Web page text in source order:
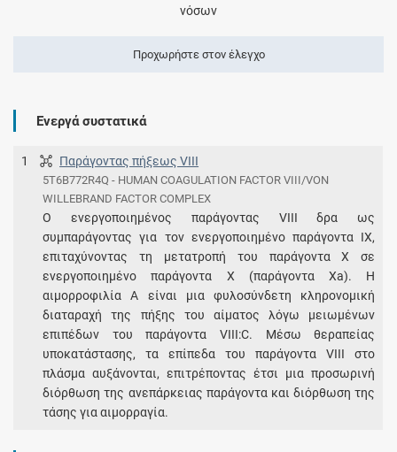
νόσων
Προχωρήστε στον έλεγχο
Ενεργά συστατικά
1 Παράγοντας πήξεως VIII
5T6B772R4Q - HUMAN COAGULATION FACTOR VIII/VON
WILLEBRAND FACTOR COMPLEX
Ο ενεργοποιημένος παράγοντας VIII δρα ως
συμπαράγοντας για τον ενεργοποιημένο παράγοντα IX,
επιταχύνοντας τη μετατροπή του παράγοντα X σε
ενεργοποιημένο παράγοντα X (παράγοντα Xa). Η
αιμορροφιλία A είναι μια φυλοσύνδετη κληρονομική
διαταραχή της πήξης του αίματος λόγω μειωμένων
επιπέδων του παράγοντα VIII:C. Μέσω θεραπείας
υποκατάστασης, τα επίπεδα του παράγοντα VIII στο
πλάσμα αυξάνονται, επιτρέποντας έτσι μια προσωρινή
διόρθωση της ανεπάρκειας παράγοντα και διόρθωση της
τάσης για αιμορραγία.